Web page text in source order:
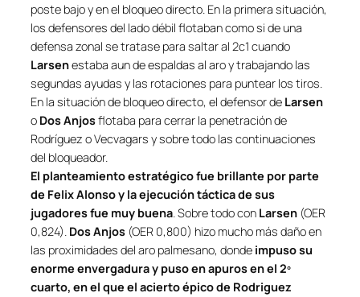
poste bajo y en el bloqueo directo. En la primera situación,
los defensores del lado débil flotaban como si de una
defensa zonal se tratase para saltar al 2c1 cuando
Larsenestaba aun de espaldas al aro y trabajando las
segundas ayudas y las rotaciones para puntear los tiros.
En la situación de bloqueo directo, el defensor de Larsen
o Dos Anjosflotaba para cerrar la penetración de
Rodríguez o Vecvagars y sobre todo las continuaciones
del bloqueador.
El planteamiento estratégico fue brillante por parte
de Felix Alonso y la ejecución táctica de sus
jugadores fue muy buena. Sobre todo con Larsen (OER
0,824). Dos Anjos (OER 0,800) hizo mucho más daño en
las proximidades del aro palmesano, donde impuso su
enorme envergadura y puso en apuros en el 2º
cuarto, en el que el acierto épico de Rodriguez